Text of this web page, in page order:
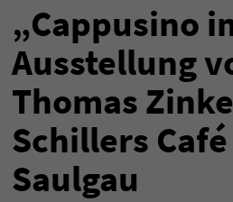
„Cappusino
Ausstellung
Thomas
Schillers
Saulgau